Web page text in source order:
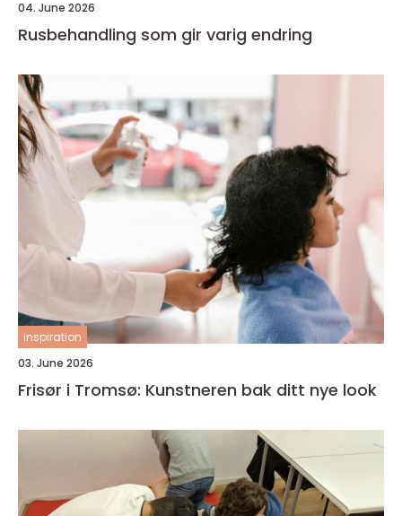
04. June 2026
Rusbehandling som gir varig endring
inspiration
03. June 2026
Frisør i Tromsø: Kunstneren bak ditt nye look